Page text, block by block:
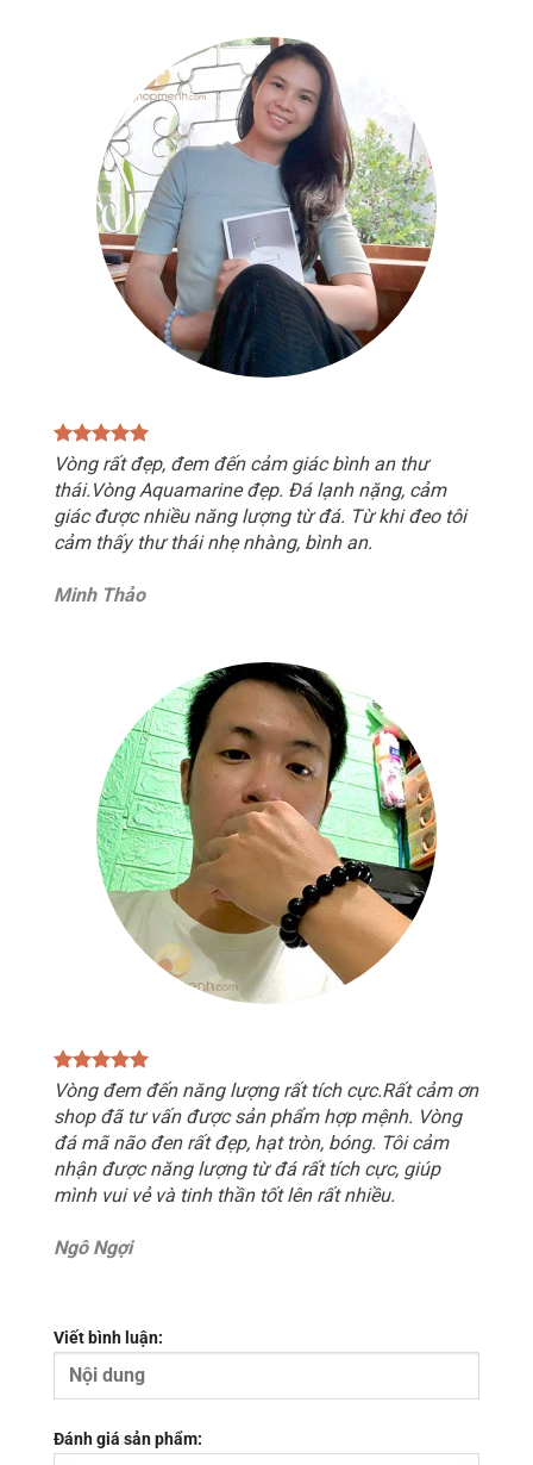
Vòng rất đẹp, đem đến cảm giác bình an thư
thái.Vòng Aquamarine đẹp. Đá lạnh nặng, cảm
giác được nhiều năng lượng từ đá. Từ khi đeo tôi
cảm thấy thư thái nhẹ nhàng, bình an.
Minh Thảo
Vòng đem đến năng lượng rất tích cực.Rất cảm ơn
shop đã tư vấn được sản phẩm hợp mệnh. Vòng
đá mã não đen rất đẹp, hạt tròn, bóng. Tôi cảm
nhận được năng lượng từ đá rất tích cực, giúp
mình vui vẻ và tinh thần tốt lên rất nhiều.
Ngô Ngợi
Viết bình luận:
Đánh giá sản phẩm: